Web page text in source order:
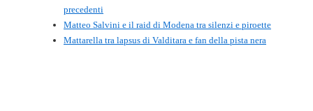
precedenti
Matteo Salvini e il raid di Modena tra silenzi e piroette
Mattarella tra lapsus di Valditara e fan della pista nera